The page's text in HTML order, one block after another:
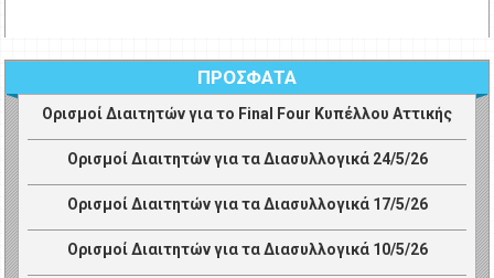
ΠΡΟΣΦΑΤΑ
Ορισμοί Διαιτητών για το Final Four Κυπέλλου Αττικής
Ορισμοί Διαιτητών για τα Διασυλλογικά 24/5/26
Ορισμοί Διαιτητών για τα Διασυλλογικά 17/5/26
Ορισμοί Διαιτητών για τα Διασυλλογικά 10/5/26